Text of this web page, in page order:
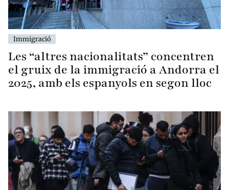
Immigració
Les “altres nacionalitats” concentren
el gruix de la immigració a Andorra el
2025, amb els espanyols en segon lloc